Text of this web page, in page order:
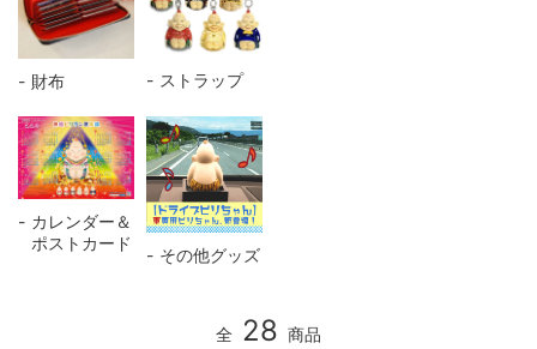
財布 ストラップ
カレンダー＆
ポストカード
その他グッズ
全 28 商品